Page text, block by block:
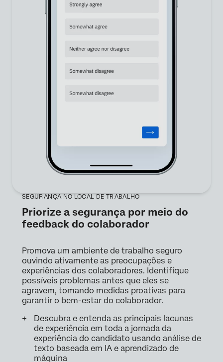
SEGURANÇA NO LOCAL DE TRABALHO
Priorize a segurança por meio do
feedback do colaborador
Promova um ambiente de trabalho seguro
ouvindo ativamente as preocupações e
experiências dos colaboradores. Identifique
possíveis problemas antes que eles se
agravem, tomando medidas proativas para
garantir o bem-estar do colaborador.
Descubra e entenda as principais lacunas
de experiência em toda a jornada da
experiência do candidato usando análise de
texto baseada em IA e aprendizado de
máquina